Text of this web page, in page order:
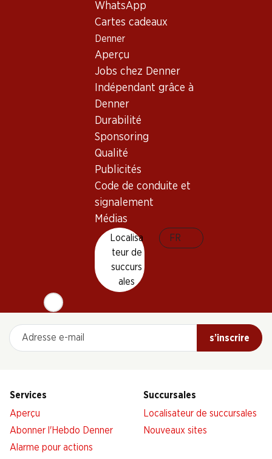
WhatsApp
Cartes cadeaux
Denner
Aperçu
Jobs chez Denner
Indépendant grâce à
Denner
Durabilité
Sponsoring
Qualité
Publicités
Code de conduite et
signalement
Médias
Localisa
teur de
succurs
ales
FR
Tuttavia Spritz Peach
5 produits
Haut de la page
Restez au courant grâce à la newsletter Denner. Inscrivez-
vous maintenant!
Adresse e-mail
s’inscrire
Services
Aperçu
Abonner l'Hebdo Denner
Alarme pour actions
Succursales
Localisateur de succursales
Nouveaux sites